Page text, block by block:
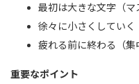
最初は大きな文字（マ
徐々に小さくしていく
疲れる前に終わる（集
重要なポイント